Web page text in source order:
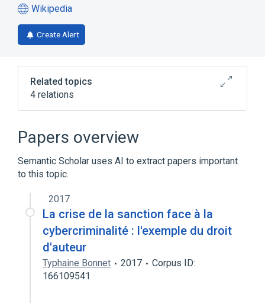
Wikipedia
(opens
in
a
tab)
Create Alert
Related topics
4 relations
Apache Hadoop
Cloud computing
Edward D. Lazowska
Papers overview
Semantic Scholar uses AI to extract papers important
to this topic.
2017
La crise de la sanction face à la
cybercriminalité : l'exemple du droit
d'auteur
Typhaine Bonnet 2017
Corpus ID:
166109541